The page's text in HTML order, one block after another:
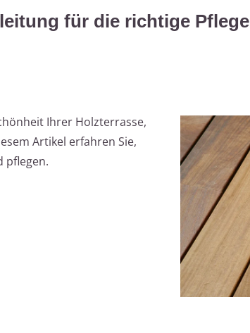
für die richtige Pflege
Ihrer Holzterrasse,
Artikel erfahren Sie,
pflegen.